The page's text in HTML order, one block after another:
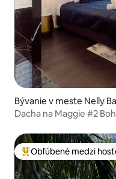
Bývanie v meste Nelly
Dacha na Maggie #2
Najobľúbenejšie medzi
Obľúbené medzi